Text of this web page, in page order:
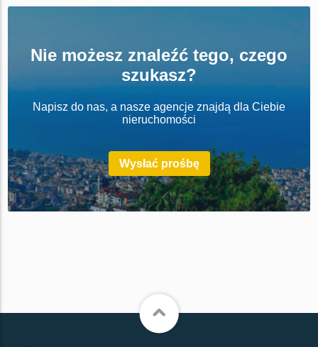
Nie możesz znaleźć tego, czego
szukasz?
Napisz do nas, a nasze agencje znajdą dla Ciebie
nieruchomości
Wysłać prośbę